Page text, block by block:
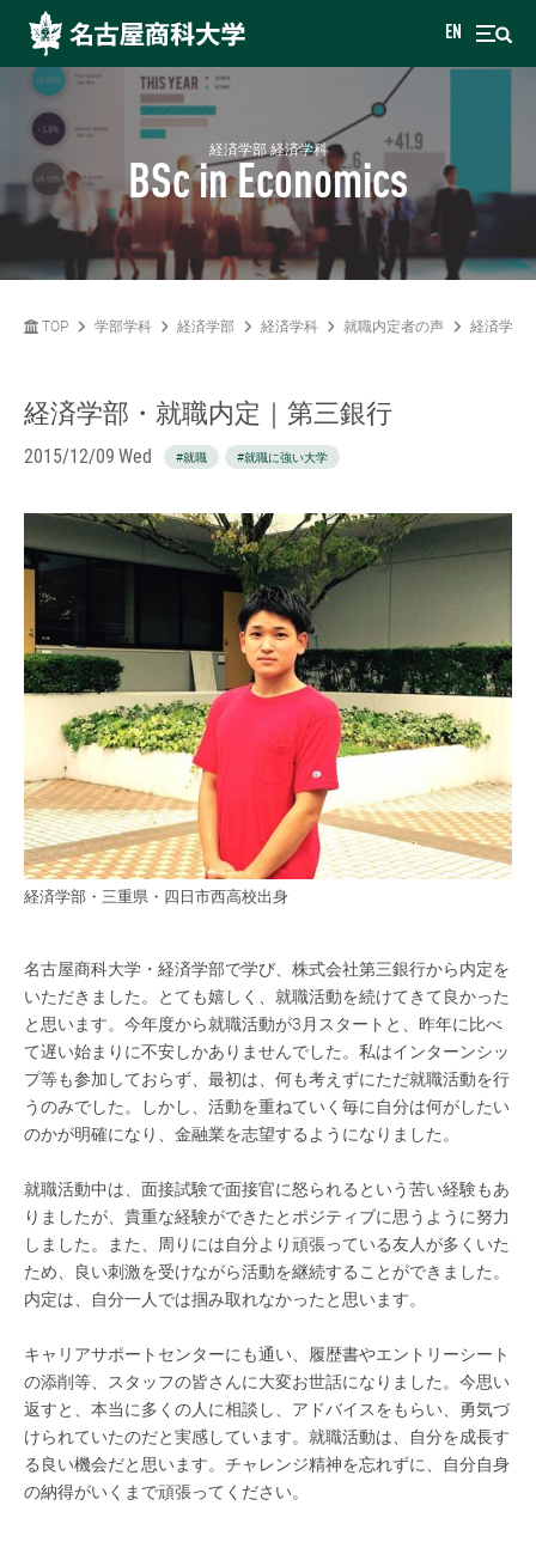
EN
経済学部 経済学科
BSc in Economics
TOP 学部学科 経済学部 経済学科 就職内定者の声 経済学部
経済学部・就職内定｜第三銀行
2015/12/09 Wed #就職 #就職に強い大学
経済学部・三重県・四日市西高校出身
名古屋商科大学・経済学部で学び、株式会社第三銀行から内定を
いただきました。とても嬉しく、就職活動を続けてきて良かった
と思います。今年度から就職活動が3月スタートと、昨年に比べ
て遅い始まりに不安しかありませんでした。私はインターンシッ
プ等も参加しておらず、最初は、何も考えずにただ就職活動を行
うのみでした。しかし、活動を重ねていく毎に自分は何がしたい
のかが明確になり、金融業を志望するようになりました。
就職活動中は、面接試験で面接官に怒られるという苦い経験もあ
りましたが、貴重な経験ができたとポジティブに思うように努力
しました。また、周りには自分より頑張っている友人が多くいた
ため、良い刺激を受けながら活動を継続することができました。
内定は、自分一人では掴み取れなかったと思います。
キャリアサポートセンターにも通い、履歴書やエントリーシート
の添削等、スタッフの皆さんに大変お世話になりました。今思い
返すと、本当に多くの人に相談し、アドバイスをもらい、勇気づ
けられていたのだと実感しています。就職活動は、自分を成長す
る良い機会だと思います。チャレンジ精神を忘れずに、自分自身
の納得がいくまで頑張ってください。